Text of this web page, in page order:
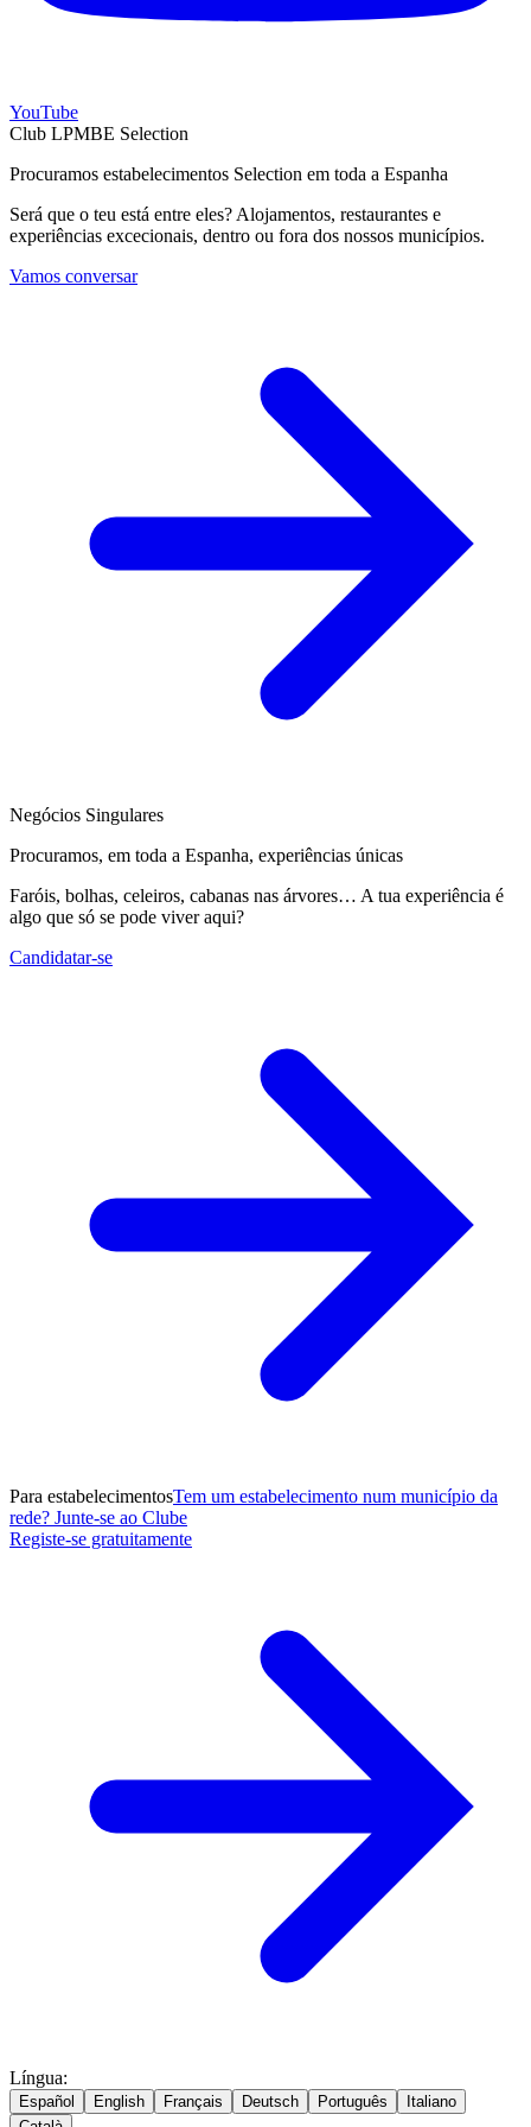
YouTube
Club LPMBE Selection
Procuramos estabelecimentos Selection em toda a Espanha
Será que o teu está entre eles? Alojamentos, restaurantes e
experiências excecionais, dentro ou fora dos nossos municípios.
Vamos conversar
Negócios Singulares
Procuramos, em toda a Espanha, experiências únicas
Faróis, bolhas, celeiros, cabanas nas árvores… A tua experiência é
algo que só se pode viver aqui?
Candidatar-se
Para estabelecimentosTem um estabelecimento num município da
rede? Junte-se ao Clube
Registe-se gratuitamente
Língua:
Español English Français Deutsch Português
Italiano